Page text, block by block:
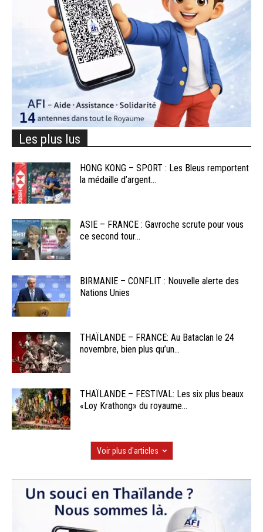
Les plus lus
HONG KONG – SPORT : Les Bleus remportent
la médaille d’argent...
ASIE – FRANCE : Gavroche scrute pour vous
ce second tour...
BIRMANIE – CONFLIT : Nouvelle alerte des
Nations Unies
THAÏLANDE – FRANCE: Au Bataclan le 24
novembre, bien plus qu’un...
THAÏLANDE – FESTIVAL: Les six plus beaux
«Loy Krathong» du royaume...
Voir plus d'articles